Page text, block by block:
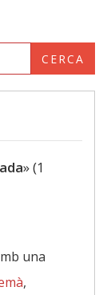
CERCA
» (1
una
,